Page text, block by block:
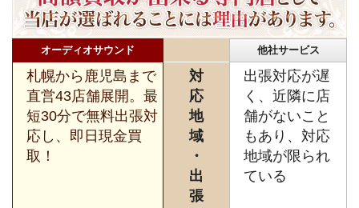
オーディオサウンド 他社サービス
札幌から鹿児島まで
直営43店舗展開。最
短30分で無料出張対
応し、即日現金買
取！
対
応
地
域
・
出
張
出張対応が遅
く、近隣に店
舗がないこと
もあり、対応
地域が限られ
ている